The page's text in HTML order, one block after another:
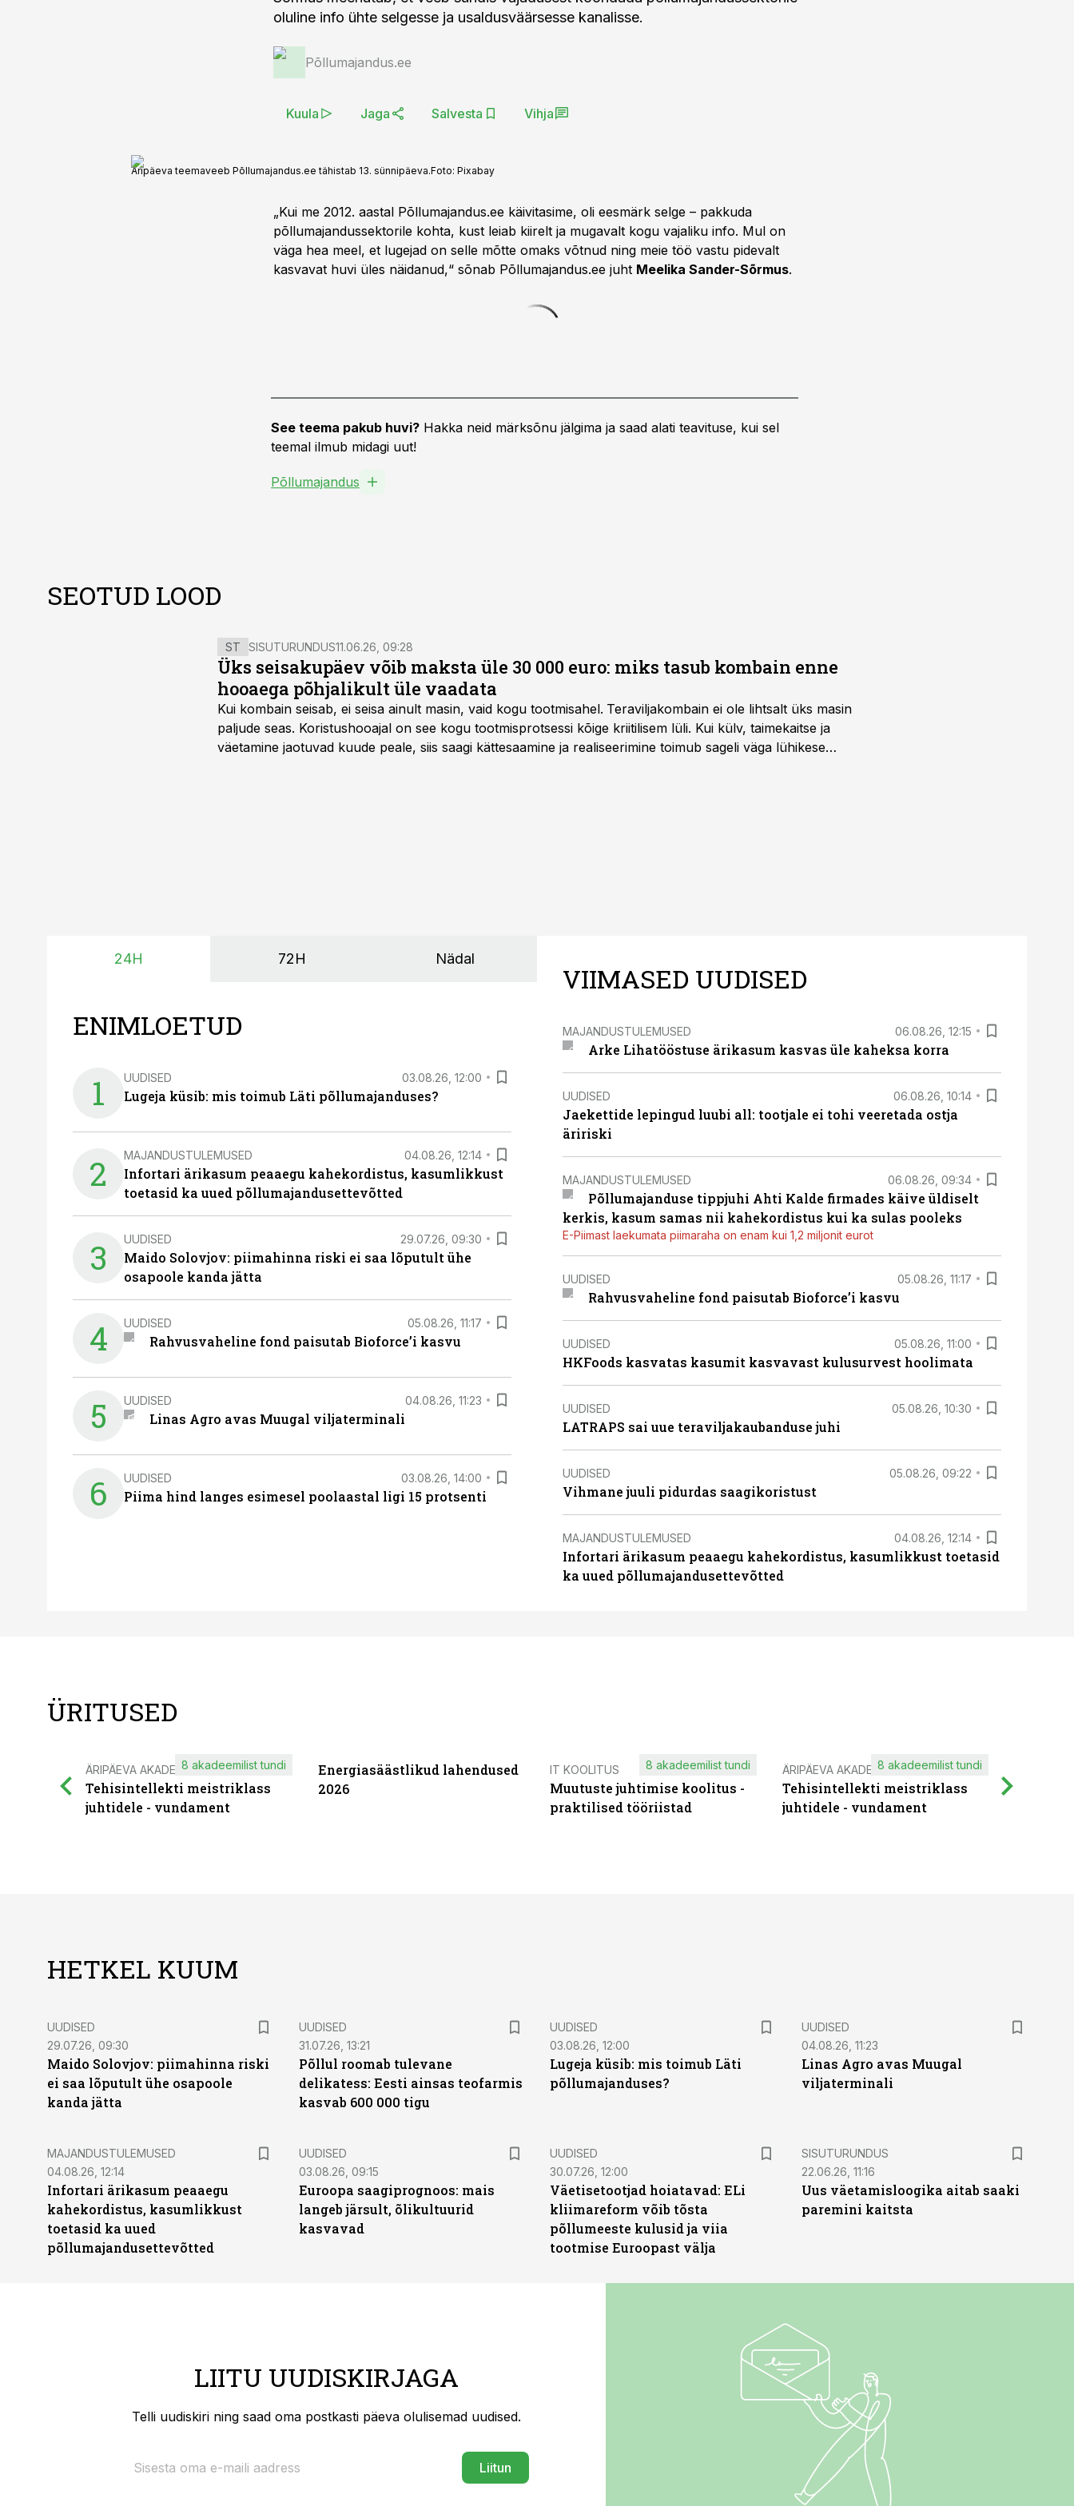
oluline info ühte selgesse ja usaldusväärsesse kanalisse.
Põllumajandus.ee
Kuula Jaga Salvesta Vihja
Äripäeva teemaveeb Põllumajandus.ee tähistab 13. sünnipäeva.Foto: Pixabay
„Kui me 2012. aastal Põllumajandus.ee käivitasime, oli eesmärk selge – pakkuda
põllumajandussektorile kohta, kust leiab kiirelt ja mugavalt kogu vajaliku info. Mul on
väga hea meel, et lugejad on selle mõtte omaks võtnud ning meie töö vastu pidevalt
kasvavat huvi üles näidanud,“ sõnab Põllumajandus.ee juht Meelika Sander-Sõrmus.
See teema pakub huvi? Hakka neid märksõnu jälgima ja saad alati teavituse, kui sel
teemal ilmub midagi uut!
Põllumajandus
SEOTUD LOOD
ST SISUTURUNDUS11.06.26, 09:28
Üks seisakupäev võib maksta üle 30 000 euro: miks tasub kombain enne
hooaega põhjalikult üle vaadata
Kui kombain seisab, ei seisa ainult masin, vaid kogu tootmisahel. Teraviljakombain ei ole lihtsalt üks masin
paljude seas. Koristushooajal on see kogu tootmisprotsessi kõige kriitilisem lüli. Kui külv, taimekaitse ja
väetamine jaotuvad kuude peale, siis saagi kättesaamine ja realiseerimine toimub sageli väga lühikese
24H 72H Nädal
ENIMLOETUD
1 UUDISED 03.08.26, 12:00
Lugeja küsib: mis toimub Läti põllumajanduses?
2 MAJANDUSTULEMUSED 04.08.26, 12:14
Infortari ärikasum peaaegu kahekordistus, kasumlikkust
toetasid ka uued põllumajandusettevõtted
3 UUDISED 29.07.26, 09:30
Maido Solovjov: piimahinna riski ei saa lõputult ühe
osapoole kanda jätta
4 UUDISED 05.08.26, 11:17
Rahvusvaheline fond paisutab Bioforce’i kasvu
5 UUDISED 04.08.26, 11:23
Linas Agro avas Muugal viljaterminali
6 UUDISED 03.08.26, 14:00
Piima hind langes esimesel poolaastal ligi 15 protsenti
VIIMASED UUDISED
MAJANDUSTULEMUSED 06.08.26, 12:15
Arke Lihatööstuse ärikasum kasvas üle kaheksa korra
UUDISED 06.08.26, 10:14
Jaekettide lepingud luubi all: tootjale ei tohi veeretada ostja
äririski
MAJANDUSTULEMUSED 06.08.26, 09:34
Põllumajanduse tippjuhi Ahti Kalde firmades käive üldiselt
kerkis, kasum samas nii kahekordistus kui ka sulas pooleks
E-Piimast laekumata piimaraha on enam kui 1,2 miljonit eurot
UUDISED 05.08.26, 11:17
Rahvusvaheline fond paisutab Bioforce’i kasvu
UUDISED 05.08.26, 11:00
HKFoods kasvatas kasumit kasvavast kulusurvest hoolimata
UUDISED 05.08.26, 10:30
LATRAPS sai uue teraviljakaubanduse juhi
UUDISED 05.08.26, 09:22
Vihmane juuli pidurdas saagikoristust
MAJANDUSTULEMUSED 04.08.26, 12:14
Infortari ärikasum peaaegu kahekordistus, kasumlikkust toetasid
ka uued põllumajandusettevõtted
ÜRITUSED
ÄRIPÄEVA AKADEEMIA
Tehisintellekti meistriklass
juhtidele - vundament
8 akadeemilist tundi
Energiasäästlikud lahendused
2026
IT KOOLITUS
Muutuste juhtimise koolitus -
praktilised tööriistad
8 akadeemilist tundi ÄRIPÄEVA AKADEEMIA
Tehisintellekti meistriklass
juhtidele - vundament
8 akadeemilist tundi
HETKEL KUUM
UUDISED
29.07.26, 09:30
Maido Solovjov: piimahinna riski
ei saa lõputult ühe osapoole
kanda jätta
UUDISED
31.07.26, 13:21
Põllul roomab tulevane
delikatess: Eesti ainsas teofarmis
kasvab 600 000 tigu
UUDISED
03.08.26, 12:00
Lugeja küsib: mis toimub Läti
põllumajanduses?
UUDISED
04.08.26, 11:23
Linas Agro avas Muugal
viljaterminali
MAJANDUSTULEMUSED
04.08.26, 12:14
Infortari ärikasum peaaegu
kahekordistus, kasumlikkust
toetasid ka uued
põllumajandusettevõtted
UUDISED
03.08.26, 09:15
Euroopa saagiprognoos: mais
langeb järsult, õlikultuurid
kasvavad
UUDISED
30.07.26, 12:00
Väetisetootjad hoiatavad: ELi
kliimareform võib tõsta
põllumeeste kulusid ja viia
tootmise Euroopast välja
ST
SISUTURUNDUS
22.06.26, 11:16
Uus väetamisloogika aitab saaki
paremini kaitsta
LIITU UUDISKIRJAGA
Telli uudiskiri ning saad oma postkasti päeva olulisemad uudised.
Liitun